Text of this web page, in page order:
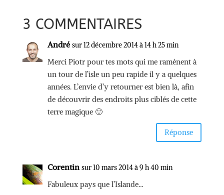
3 COMMENTAIRES
André sur 12 décembre 2014 à 14 h 25 min
Merci Piotr pour tes mots qui me ramènent à
un tour de l’isle un peu rapide il y a quelques
années. L’envie d’y retourner est bien là, afin
de découvrir des endroits plus ciblés de cette
terre magique 🙂
Réponse
Corentin sur 10 mars 2014 à 9 h 40 min
Fabuleux pays que l’Islande…